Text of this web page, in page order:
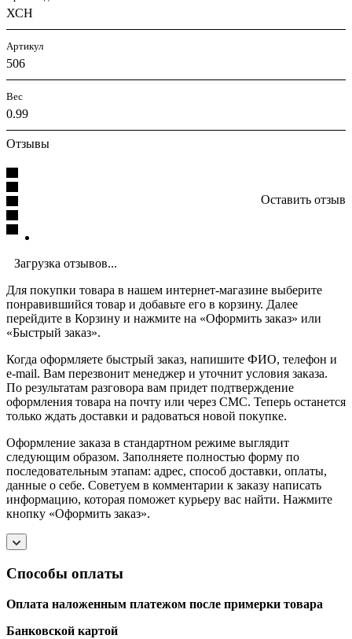
ХСН
Артикул
506
Вес
0.99
Отзывы
Оставить отзыв
Загрузка отзывов...
Для покупки товара в нашем интернет-магазине выберите
понравившийся товар и добавьте его в корзину. Далее
перейдите в Корзину и нажмите на «Оформить заказ» или
«Быстрый заказ».
Когда оформляете быстрый заказ, напишите ФИО, телефон и
e-mail. Вам перезвонит менеджер и уточнит условия заказа.
По результатам разговора вам придет подтверждение
оформления товара на почту или через СМС. Теперь останется
только ждать доставки и радоваться новой покупке.
Оформление заказа в стандартном режиме выглядит
следующим образом. Заполняете полностью форму по
последовательным этапам: адрес, способ доставки, оплаты,
данные о себе. Советуем в комментарии к заказу написать
информацию, которая поможет курьеру вас найти. Нажмите
кнопку «Оформить заказ».
Способы оплаты
Оплата наложенным платежом после примерки товара
Банковской картой